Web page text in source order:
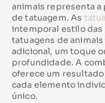
animais representa
de tatuagem. As
intemporal estilo das
tatuagens de
adicional, um toque
profundidade. A
oferece um
cada elemento
único.